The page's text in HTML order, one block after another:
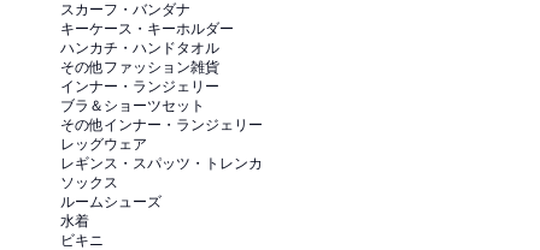
スカーフ・バンダナ
キーケース・キーホルダー
ハンカチ・ハンドタオル
その他ファッション雑貨
インナー・ランジェリー
ブラ＆ショーツセット
その他インナー・ランジェリー
レッグウェア
レギンス・スパッツ・トレンカ
ソックス
ルームシューズ
水着
ビキニ